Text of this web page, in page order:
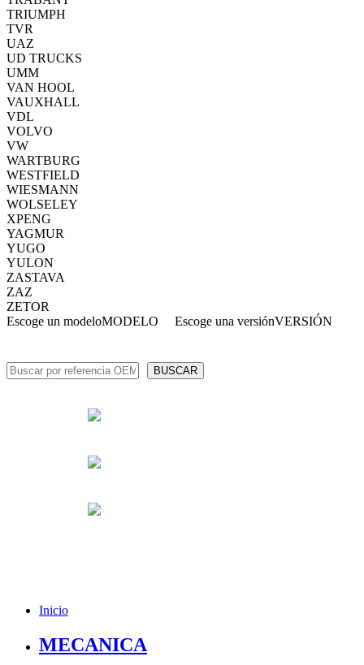
TRIUMPH
TVR
UAZ
UD TRUCKS
UMM
VAN HOOL
VAUXHALL
VDL
VOLVO
VW
WARTBURG
WESTFIELD
WIESMANN
WOLSELEY
XPENG
YAGMUR
YUGO
YULON
ZASTAVA
ZAZ
ZETOR
Escoge un modeloMODELO Escoge una versiónVERSIÓN
Inicio
MECANICA